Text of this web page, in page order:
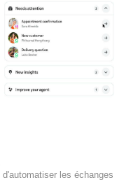
les échanges